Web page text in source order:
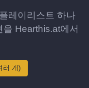
레이리스트 하나
Hearthis.at에서
러 개)